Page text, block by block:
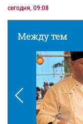
сегодня, 09:08
Между тем